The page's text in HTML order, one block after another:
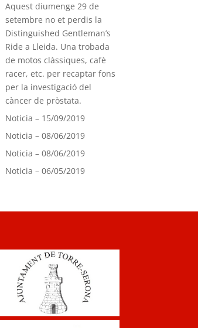
Aquest diumenge 29 de
setembre no et perdis la
Distinguished Gentleman’s
Ride a Lleida. Una trobada
de motos clàssiques, cafè
racer, etc. per recaptar fons
per la investigació del
càncer de pròstata.
Noticia – 15/09/2019
Noticia – 08/06/2019
Noticia – 08/06/2019
Noticia – 06/05/2019